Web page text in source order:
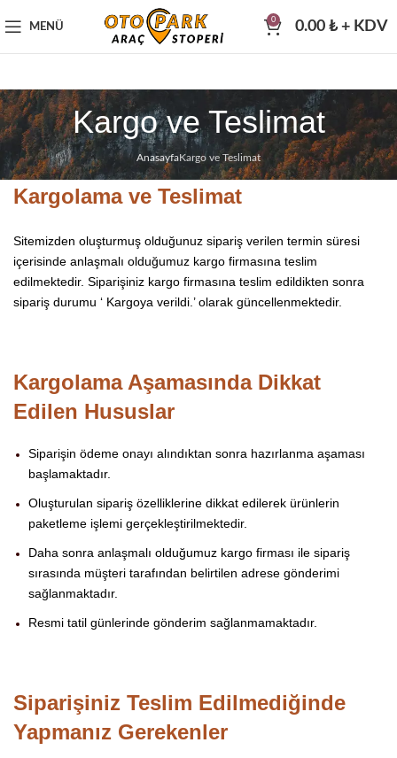
MENÜ
0 0.00 ₺+ KDV
Kargo ve Teslimat
AnasayfaKargo ve Teslimat
Kargolama ve Teslimat
Sitemizden oluşturmuş olduğunuz sipariş verilen termin süresi
içerisinde anlaşmalı olduğumuz kargo firmasına teslim
edilmektedir. Siparişiniz kargo firmasına teslim edildikten sonra
sipariş durumu ‘ Kargoya verildi.’ olarak güncellenmektedir.
Kargolama Aşamasında Dikkat
Edilen Hususlar
Siparişin ödeme onayı alındıktan sonra hazırlanma aşaması
başlamaktadır.
Oluşturulan sipariş özelliklerine dikkat edilerek ürünlerin
paketleme işlemi gerçekleştirilmektedir.
Daha sonra anlaşmalı olduğumuz kargo firması ile sipariş
sırasında müşteri tarafından belirtilen adrese gönderimi
sağlanmaktadır.
Resmi tatil günlerinde gönderim sağlanmamaktadır.
Siparişiniz Teslim Edilmediğinde
Yapmanız Gerekenler